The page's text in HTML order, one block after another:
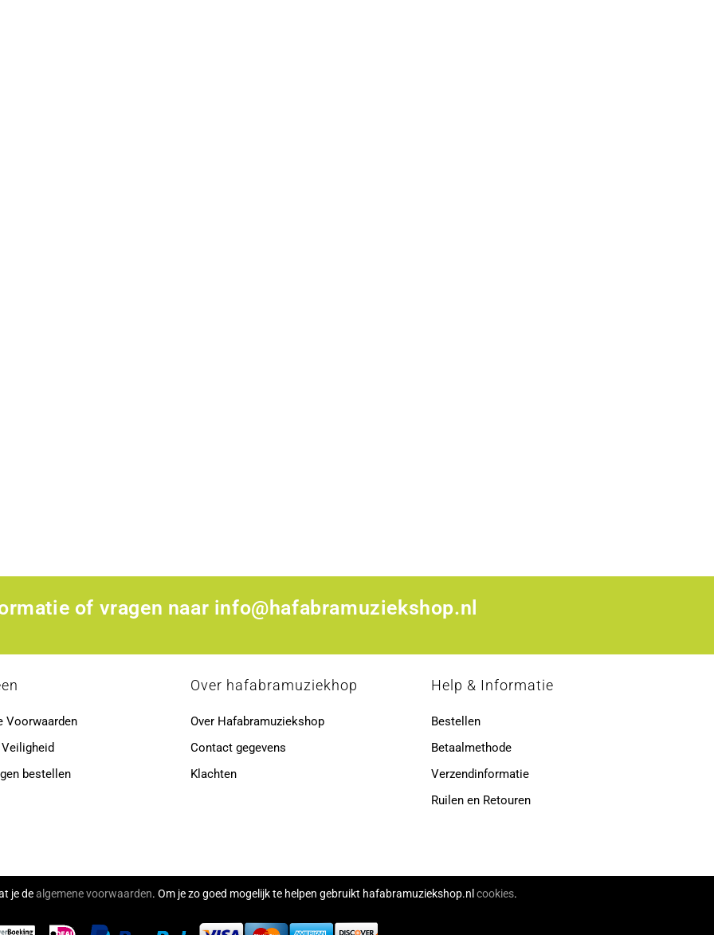
of vragen naar info@hafabramuziekshop.nl
Voorwaarden
bestellen
Over hafabramuziekhop
Over Hafabramuziekshop
Contact gegevens
Klachten
Help & Informatie
Bestellen
Betaalmethode
Verzendinformatie
Ruilen en Retouren
je dealgemene voorwaarden. Om je zo goed mogelijk te helpen gebruikt hafabramuziekshop.nl cookies.